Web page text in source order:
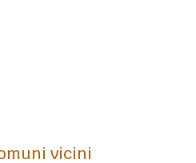
vicini